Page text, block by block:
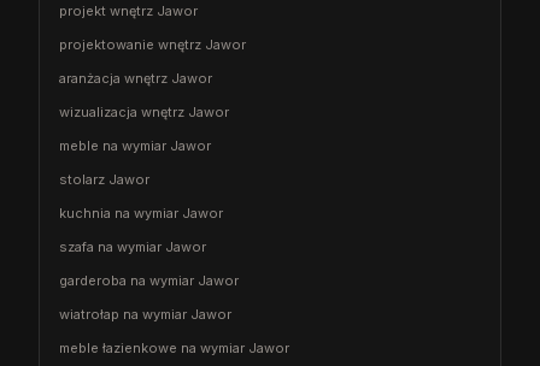
projekt wnętrz Jawor
projektowanie wnętrz Jawor
aranżacja wnętrz Jawor
wizualizacja wnętrz Jawor
meble na wymiar Jawor
stolarz Jawor
kuchnia na wymiar Jawor
szafa na wymiar Jawor
garderoba na wymiar Jawor
wiatrołap na wymiar Jawor
meble łazienkowe na wymiar Jawor